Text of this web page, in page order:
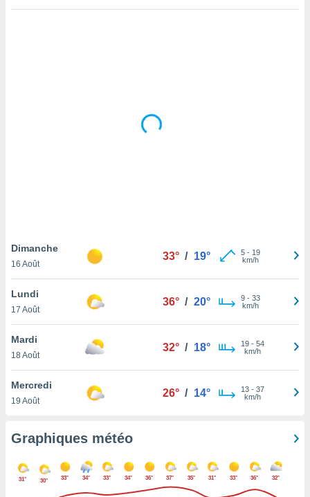
pas
de
à
cas,
que
sur le
ne
Dimanche
16 Août
33° / 19° 5- 19
km/h
Lundi
17 Août
36° / 20° 9- 33
km/h
Mardi
18 Août
32° / 18° 19- 54
km/h
Mercredi
19 Août
26° / 14° 13- 37
km/h
Graphiques météo
31° 30° 33° 34° 33° 34° 36° 37° 35° 31° 33° 36° 32°